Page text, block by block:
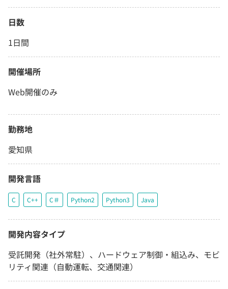
日数
1日間
開催場所
Web開催のみ
勤務地
愛知県
開発言語
C C++ C＃ Python2 Python3 Java
開発内容タイプ
受託開発（社外常駐）、ハードウェア制御・組込み、モビ
リティ関連（自動運転、交通関連）